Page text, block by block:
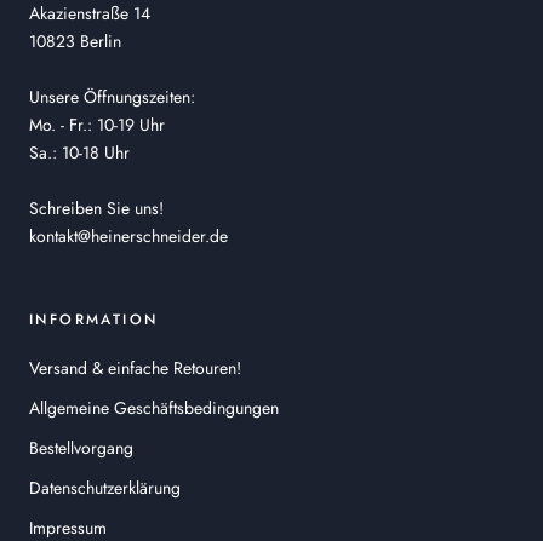
Akazienstraße 14
10823 Berlin
Unsere Öffnungszeiten:
Mo. - Fr.: 10-19 Uhr
Sa.: 10-18 Uhr
Schreiben Sie uns!
kontakt@heinerschneider.de
INFORMATION
Versand & einfache Retouren!
Allgemeine Geschäftsbedingungen
Bestellvorgang
Datenschutzerklärung
Impressum